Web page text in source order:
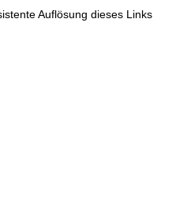
Auflösung dieses Links